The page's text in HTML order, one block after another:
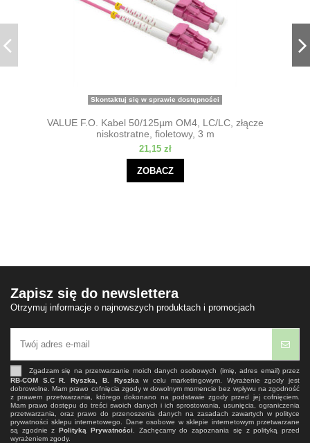
Skontaktuj się w sprawie dostępności
VALUE F.O. Kabel 50/125µm OM4, LC/LC, złącze
niskostratne, fioletowy, 3 m
21,15 zł
ZOBACZ
Zapisz się do newslettera
Otrzymuj informacje o najnowszych produktach i promocjach
Zgadzam się na przetwarzanie moich danych osobowych (imię, adres email) przez
RB-COM S.C R. Ryszka, B. Ryszka w celu marketingowym. Wyrażenie zgody jest
dobrowolne. Mam prawo cofnięcia zgody w dowolnym momencie bez wpływu na zgodność
z prawem przetwarzania, którego dokonano na podstawie zgody przed jej cofnięciem.
Mam prawo dostępu do treści swoich danych i ich sprostowania, usunięcia, ograniczenia
przetwarzania, oraz prawo do przenoszenia danych na zasadach zawartych w polityce
prywatności sklepu internetowego. Dane osobowe w sklepie internetowym przetwarzane
są zgodnie zPolityką Prywatności . Zachęcamy do zapoznania się z polityką przed
wyrażeniem zgody.